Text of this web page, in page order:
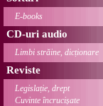
E-books
CD-uri audio
Limbi străine, dicționare
Reviste
Legislație, drept
Cuvinte încrucișate